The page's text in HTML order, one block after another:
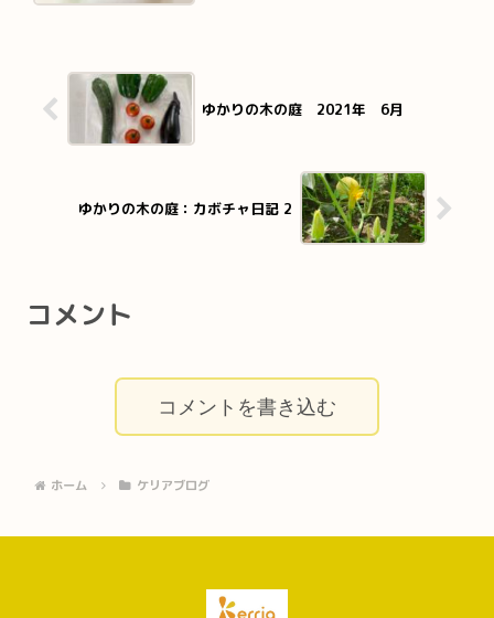
ゆかりの木の庭 2021年 6月
ゆかりの木の庭：カボチャ日記 2
コメント
コメントを書き込む
ホーム ケリアブログ